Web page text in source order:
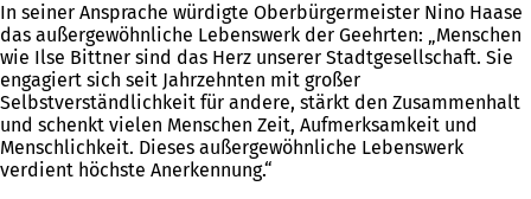
In seiner Ansprache würdigte Oberbürgermeister Nino Haase
das außergewöhnliche Lebenswerk der Geehrten: „Menschen
wie Ilse Bittner sind das Herz unserer Stadtgesellschaft. Sie
engagiert sich seit Jahrzehnten mit großer
Selbstverständlichkeit für andere, stärkt den Zusammenhalt
und schenkt vielen Menschen Zeit, Aufmerksamkeit und
Menschlichkeit. Dieses außergewöhnliche Lebenswerk
verdient höchste Anerkennung.“